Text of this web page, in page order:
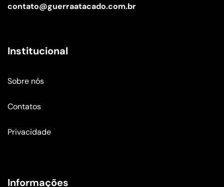
contato@guerraatacado.com.br
Institucional
Sobre nós
Contatos
Privacidade
Informações